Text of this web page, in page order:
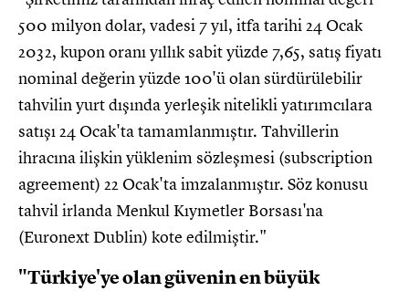
500 milyon dolar, vadesi 7 yıl, itfa tarihi 24 Ocak
2032, kupon oranı yıllık sabit yüzde 7,65, satış fiyatı
nominal değerin yüzde 100'ü olan sürdürülebilir
tahvilin yurt dışında yerleşik nitelikli yatırımcılara
satışı 24 Ocak'ta tamamlanmıştır. Tahvillerin
ihracına ilişkin yüklenim sözleşmesi (subscription
agreement) 22 Ocak'ta imzalanmıştır. Söz konusu
tahvil irlanda Menkul Kıymetler Borsası'na
(Euronext Dublin) kote edilmiştir."
"Türkiye'ye olan güvenin en büyük